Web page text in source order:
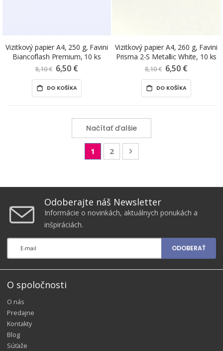
Vizitkový papier A4, 250 g, Favini
Biancoflash Premium, 10 ks
8,10 € Znížená
cena
6,50 €
DO KOŠÍKA
Vizitkový papier A4, 260 g, Favini
Prisma 2-S Metallic White, 10 ks
8,10 € Znížená
cena
6,50 €
DO KOŠÍKA
Načítať ďalšie
PageYou're currently reading page
1 Page
2 Page
Nasledujúca
Odoberajte náš Newsletter
Informácie o novinkách, aktuálnych ponukách a
inšpiráciách.
ODOBERAŤ
O spoločnosti
O nás
Predajne
Kontakty
Blog
Súťaže